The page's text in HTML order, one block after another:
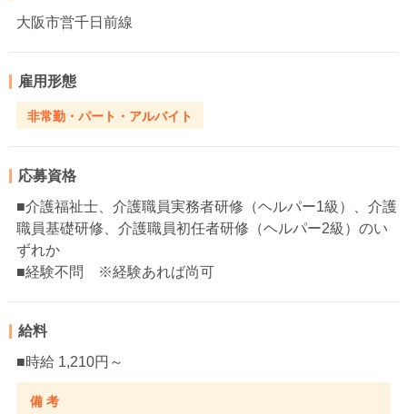
大阪市営千日前線
雇用形態
非常勤・パート・アルバイト
応募資格
■介護福祉士、介護職員実務者研修（ヘルパー1級）、介護
職員基礎研修、介護職員初任者研修（ヘルパー2級）のい
ずれか
■経験不問 ※経験あれば尚可
給料
■時給 1,210円～
備 考